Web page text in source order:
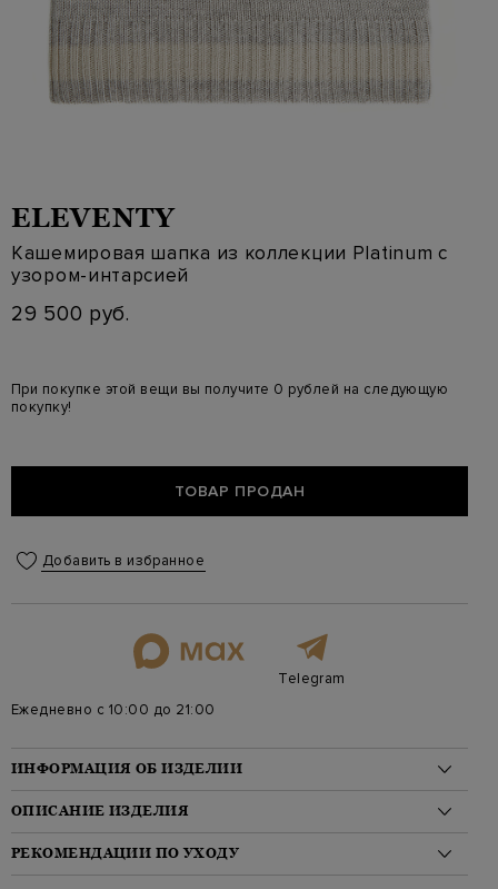
ELEVENTY
Кашемировая шапка из коллекции Platinum с
узором-интарсией
29 500 руб.
При покупке этой вещи вы получите 0 рублей на следующую
покупку!
ТОВАР ПРОДАН
Добавить в избранное
Telegram
Ежедневно с 10:00 до 21:00
ИНФОРМАЦИЯ ОБ ИЗДЕЛИИ
Материал: кашемир 100%
Стиль: Шапки
Цвет: Серый
Артикул: j77cplj12 913-00
ОПИСАНИЕ ИЗДЕЛИЯ
Лаконичная мужская шапка из коллекции Platinum от Eleventy
создана в пепельно-сером оттенке. Модель из двухслойной
РЕКОМЕНДАЦИИ ПО УХОДУ